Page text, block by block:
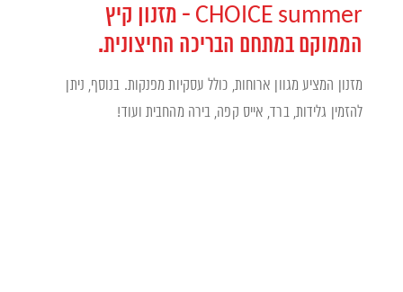
CHOICE summer - מזנון קיץ
הממוקם במתחם הבריכה החיצונית.
מזנון המציע מגוון ארוחות, כולל עסקיות מפנקות. בנוסף, ניתן
להזמין גלידות, ברד, אייס קפה, בירה מהחבית ועוד!